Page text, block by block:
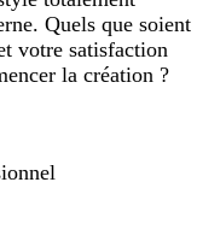
Quels que soient
votre satisfaction
la création ?